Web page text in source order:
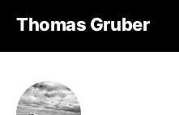
Thomas Gruber